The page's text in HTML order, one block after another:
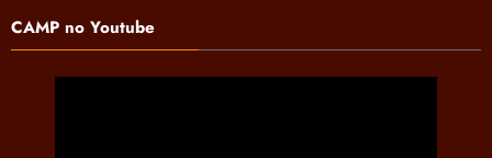
CAMP no Youtube